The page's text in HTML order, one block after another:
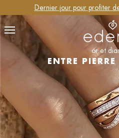
Dernier jour pour profiter
or et
ENTRE